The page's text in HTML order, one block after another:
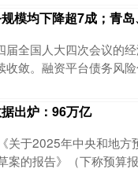
容债务置换规模，缓解
量隐性债务额度，并
基金财力，支持化债。
亿元下达地方。
模均下降超7成；青
届全国人大四次会议的
收敛。融资平台债务风
3月10日：青岛拟发行2
30年期5.89亿元，本年
20.00亿元，期限为20
出炉：96万亿
关于2025年中央和地方
案的报告》（下称预算